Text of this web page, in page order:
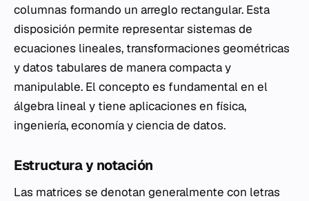
columnas formando un arreglo rectangular. Esta
disposición permite representar sistemas de
ecuaciones lineales, transformaciones geométricas
y datos tabulares de manera compacta y
manipulable. El concepto es fundamental en el
álgebra lineal y tiene aplicaciones en física,
ingeniería, economía y ciencia de datos.
Estructura y notación
Las matrices se denotan generalmente con letras